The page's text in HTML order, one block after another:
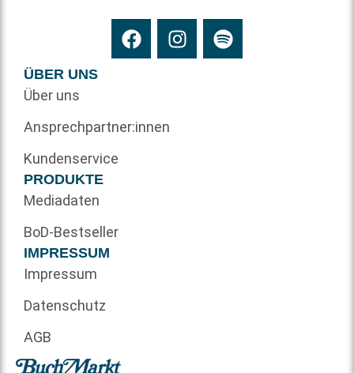
ÜBER UNS
Über uns
Ansprechpartner:innen
Kundenservice
PRODUKTE
Mediadaten
BoD-Bestseller
IMPRESSUM
Impressum
Datenschutz
AGB